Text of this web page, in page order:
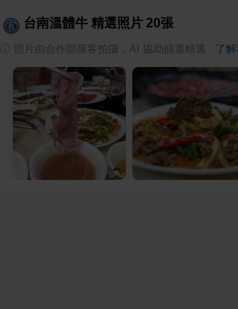
台南溫體牛 精選照片 20張
照片由合作部落客拍攝，AI 協助篩選精選 了